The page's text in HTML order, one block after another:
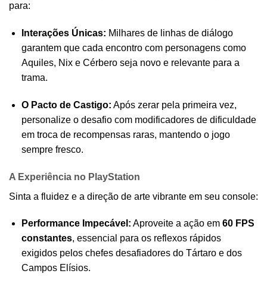
para:
Interações Únicas: Milhares de linhas de diálogo
garantem que cada encontro com personagens como
Aquiles, Nix e Cérbero seja novo e relevante para a
trama.
O Pacto de Castigo: Após zerar pela primeira vez,
personalize o desafio com modificadores de dificuldade
em troca de recompensas raras, mantendo o jogo
sempre fresco.
A Experiência no PlayStation
Sinta a fluidez e a direção de arte vibrante em seu console:
Performance Impecável: Aproveite a ação em 60 FPS
constantes, essencial para os reflexos rápidos
exigidos pelos chefes desafiadores do Tártaro e dos
Campos Elísios.